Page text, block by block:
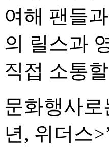
여해 팬들
의 릴스과
직접 소통
문화행사로
년, 위더스